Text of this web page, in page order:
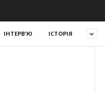
ІНТЕРВ'Ю ІСТОРІЯ